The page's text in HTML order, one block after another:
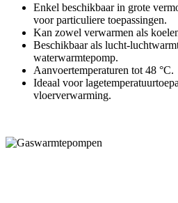
Enkel beschikbaar in grote
voor particuliere toepassingen.
Kan zowel verwarmen als
Beschikbaar als lucht-
waterwarmtepomp.
Aanvoertemperaturen tot 48 °C.
Ideaal voor
vloerverwarming.